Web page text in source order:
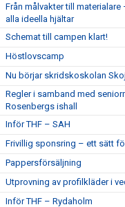
Från målvakter till materialare
alla ideella hjältar
Schemat till campen klart!
Höstlovscamp
Nu börjar skridskoskolan
Regler i samband med
Rosenbergs ishall
Inför THF – SAH
Frivillig sponsring – ett sätt
Pappersförsäljning
Utprovning av profilkläder i
Inför THF – Rydaholm